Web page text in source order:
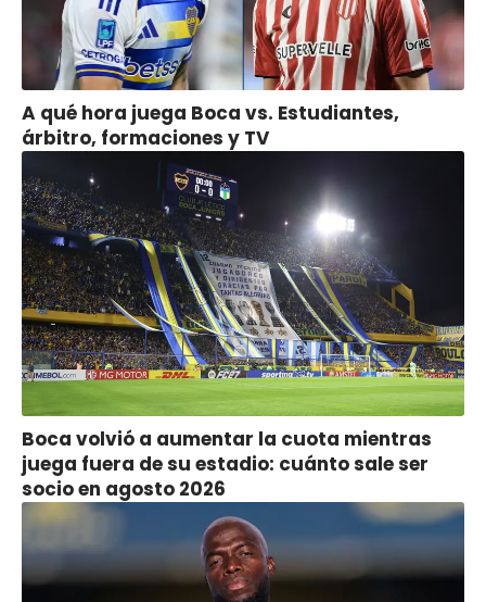
A qué hora juega Boca vs. Estudiantes,
árbitro, formaciones y TV
Boca volvió a aumentar la cuota mientras
juega fuera de su estadio: cuánto sale ser
socio en agosto 2026